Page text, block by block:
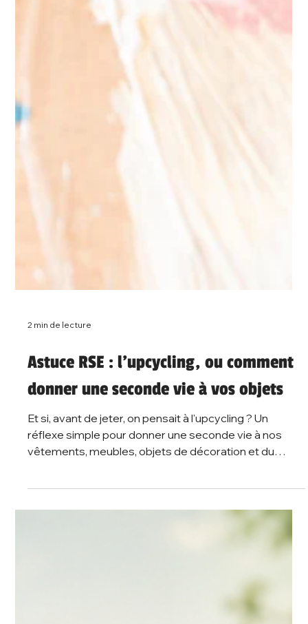
2 min de lecture
donner une seconde vie à vos objets
Et si, avant de jeter, on pensait à l'upcycling ? Un
réflexe simple pour donner une seconde vie à nos